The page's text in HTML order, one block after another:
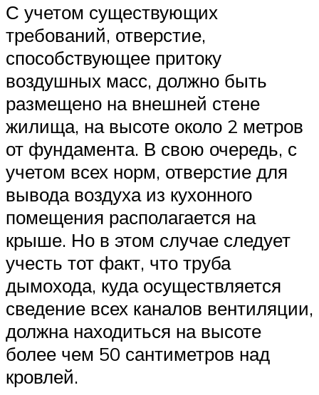
С учетом существующих
требований, отверстие,
способствующее притоку
воздушных масс, должно быть
размещено на внешней стене
жилища, на высоте около 2 метров
от фундамента. В свою очередь, с
учетом всех норм, отверстие для
вывода воздуха из кухонного
помещения располагается на
крыше. Но в этом случае следует
учесть тот факт, что труба
дымохода, куда осуществляется
сведение всех каналов вентиляции,
должна находиться на высоте
более чем 50 сантиметров над
кровлей.